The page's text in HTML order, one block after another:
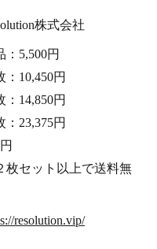
株式会社
：5,500円
：10,450円
：14,850円
：23,375円
枚セット以上で送料無
resolution.vip/